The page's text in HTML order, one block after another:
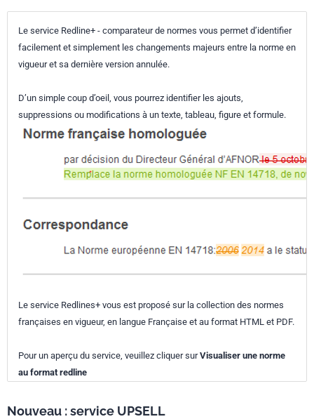
Le service Redline+ - comparateur de normes vous permet d’identifier
facilement et simplement les changements majeurs entre la norme en
vigueur et sa dernière version annulée.
D’un simple coup d’oeil, vous pourrez identifier les ajouts,
suppressions ou modifications à un texte, tableau, figure et formule.
Le service Redlines+ vous est proposé sur la collection des normes
françaises en vigueur, en langue Française et au format HTML et PDF.
Pour un aperçu du service, veuillez cliquer surVisualiser une norme
au format redline
Nouveau : service UPSELL